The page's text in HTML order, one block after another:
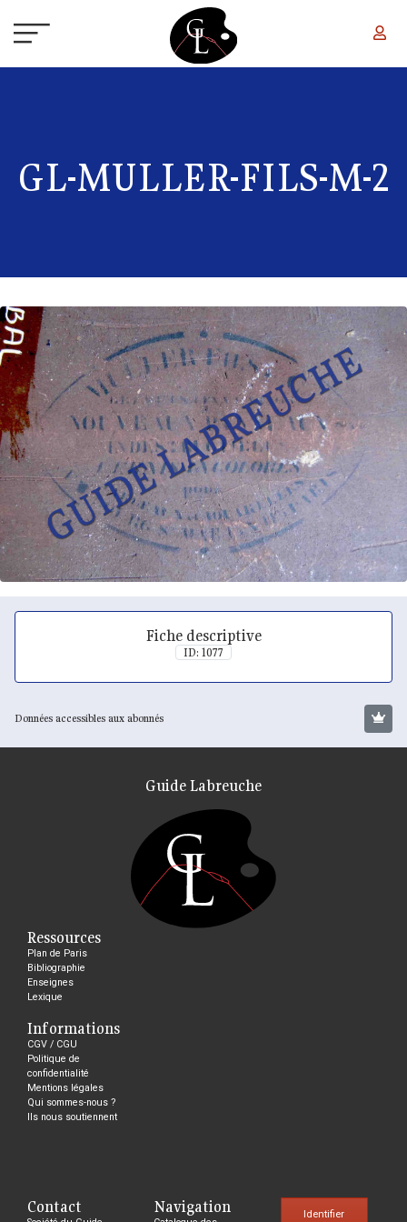
GL-MULLER-FILS-M-2
Fiche descriptive
ID: 1077
Données accessibles aux abonnés
Guide Labreuche
Ressources
Plan de Paris
Bibliographie
Enseignes
Lexique
Informations
CGV / CGU
Politique de
confidentialité
Mentions légales
Qui sommes-nous ?
Ils nous soutiennent
Contact Navigation Identifier